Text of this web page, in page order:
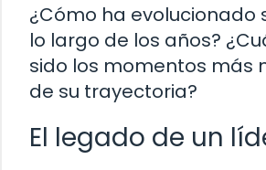
¿Cómo ha evolucionado
lo largo de los años?
sido los momentos más
de su trayectoria?
El legado de un